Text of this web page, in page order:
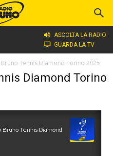
ASCOLTA LA RADIO
GUARDA LA TV
Bruno Tennis Diamond Torino 2025
Diamond Torino